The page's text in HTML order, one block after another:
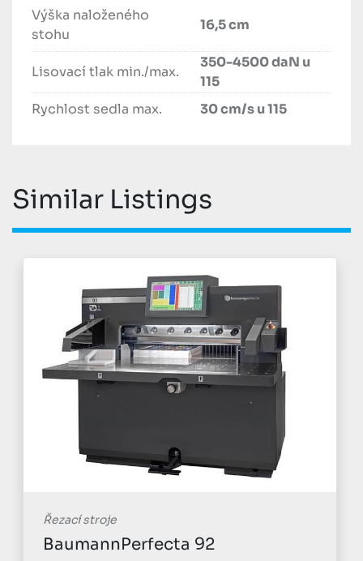
Výška naloženého
stohu
16,5 cm
Lisovací tlak min./max.
350-4500 daN u
115
Rychlost sedla max.
30 cm/s u 115
Similar Listings
Řezací stroje
BaumannPerfecta 92